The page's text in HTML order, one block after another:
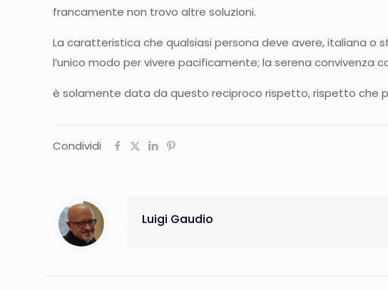
francamente non trovo altre soluzioni.
La caratteristica che qualsiasi persona deve avere, italiana
l’unico modo per vivere pacificamente; la serena convivenza
è solamente data da questo reciproco rispetto, rispetto che
Condividi
Luigi Gaudio